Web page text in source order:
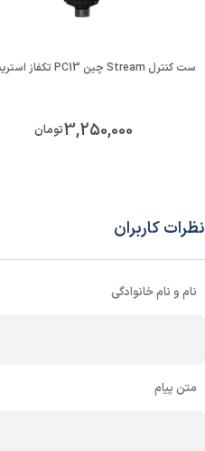
ست کنترل Stream چین PC13 تکفاز استریم
3,250,000تومان
نظرات کاربران
نام و نام خانوادگی
متن پیام